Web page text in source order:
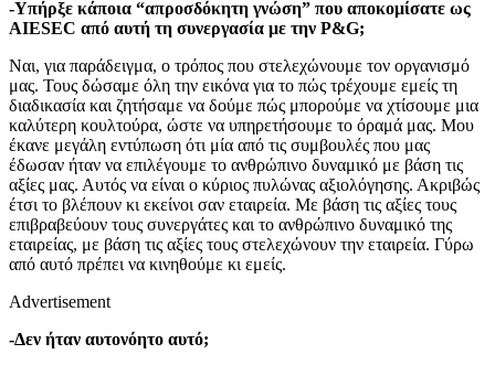
-Υπήρξε κάποια “απροσδόκητη γνώση” που αποκομίσατε ως
AIESEC από αυτή τη συνεργασία με την P&G;
Ναι, για παράδειγμα, ο τρόπος που στελεχώνουμε τον οργανισμό
μας. Τους δώσαμε όλη την εικόνα για το πώς τρέχουμε εμείς τη
διαδικασία και ζητήσαμε να δούμε πώς μπορούμε να χτίσουμε μια
καλύτερη κουλτούρα, ώστε να υπηρετήσουμε το όραμά μας. Μου
έκανε μεγάλη εντύπωση ότι μία από τις συμβουλές που μας
έδωσαν ήταν να επιλέγουμε το ανθρώπινο δυναμικό με βάση τις
αξίες μας. Αυτός να είναι ο κύριος πυλώνας αξιολόγησης. Ακριβώς
έτσι το βλέπουν κι εκείνοι σαν εταιρεία. Με βάση τις αξίες τους
επιβραβεύουν τους συνεργάτες και το ανθρώπινο δυναμικό της
εταιρείας, με βάση τις αξίες τους στελεχώνουν την εταιρεία. Γύρω
από αυτό πρέπει να κινηθούμε κι εμείς.
Advertisement
-Δεν ήταν αυτονόητο αυτό;